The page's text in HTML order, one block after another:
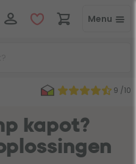
Menu
9 /10
kapot?